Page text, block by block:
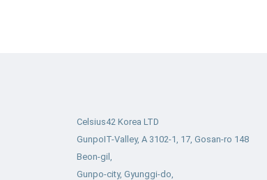
Celsius42 Korea LTD
GunpoIT-Valley, A 3102-1, 17, Gosan-ro 148
Beon-gil,
Gunpo-city, Gyunggi-do,